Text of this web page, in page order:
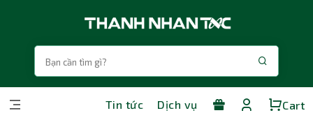
Tin tức Dịch vụ Cart